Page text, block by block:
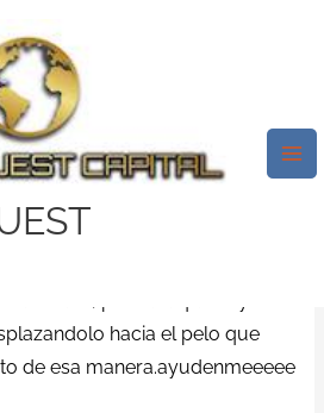
La Primera
Chicas
en la primera citacion,
nunca se igual que
hacia el pelo que
de esa manera.ayudenmeeeee